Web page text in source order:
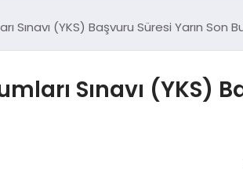
Sınavı (YKS) Başvuru Süresi Yarın Son
Sınavı (YKS)